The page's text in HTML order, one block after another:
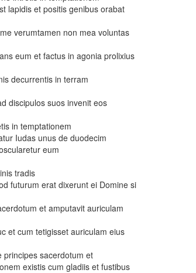
lapidis et positis genibus orabat
verumtamen non mea voluntas
eum et factus in agonia prolixius
decurrentis in terram
discipulos suos invenit eos
in temptationem
Iudas unus de duodecim
eum
tradis
futurum erat dixerunt ei Domine si
et amputavit auriculam
et cum tetigisset auriculam eius
principes sacerdotum et
existis cum gladiis et fustibus